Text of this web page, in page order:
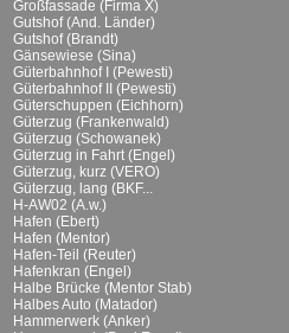
Großfassade (Firma X)
Gutshof (And. Länder)
Gutshof (Brandt)
Gänsewiese (Sina)
Güterbahnhof I (Pewesti)
Güterbahnhof II (Pewesti)
Güterschuppen (Eichhorn)
Güterzug (Frankenwald)
Güterzug (Schowanek)
Güterzug in Fahrt (Engel)
Güterzug, kurz (VERO)
Güterzug, lang (BKF...
H-AW02 (A.w.)
Hafen (Ebert)
Hafen (Mentor)
Hafen-Teil (Reuter)
Hafenkran (Engel)
Halbe Brücke (Mentor Stab)
Halbes Auto (Matador)
Hammerwerk (Anker)